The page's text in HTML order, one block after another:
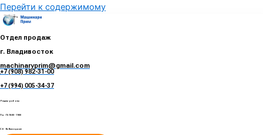
Перейти к содержимому
Отдел продаж
г. Владивосток
machinaryprim@gmail.com
+7 (908) 982-31-00
+7 (994) 005-34-37
Режим работы
Пн - Пт 10:00 - 19:00
Сб - Вс Выходные